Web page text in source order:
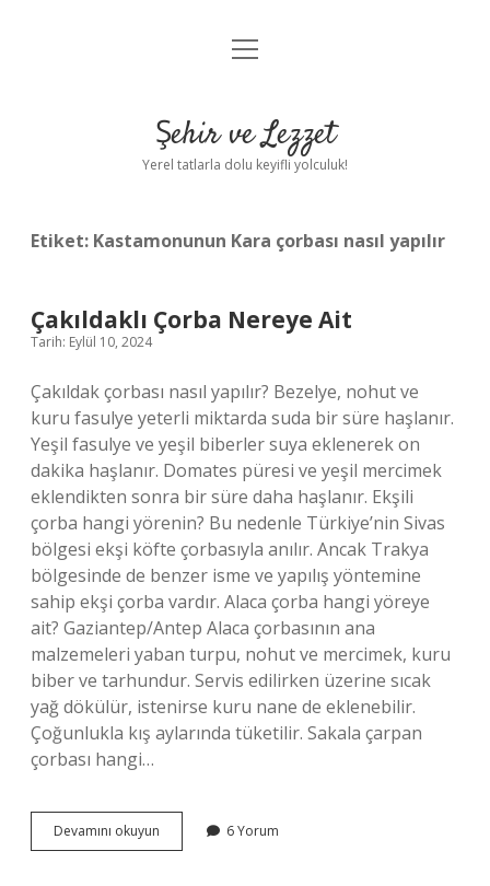
Anasayfa
Yasal Uyarı
menüyü
Şehir ve Lezzet
Yerel tatlarla dolu keyifli yolculuk!
Etiket: Kastamonunun Kara çorbası nasıl yapılır
Çakıldaklı Çorba Nereye Ait
Tarih: Eylül 10, 2024
Çakıldak çorbası nasıl yapılır? Bezelye, nohut ve
kuru fasulye yeterli miktarda suda bir süre haşlanır.
Yeşil fasulye ve yeşil biberler suya eklenerek on
dakika haşlanır. Domates püresi ve yeşil mercimek
eklendikten sonra bir süre daha haşlanır. Ekşili
çorba hangi yörenin? Bu nedenle Türkiye’nin Sivas
bölgesi ekşi köfte çorbasıyla anılır. Ancak Trakya
bölgesinde de benzer isme ve yapılış yöntemine
sahip ekşi çorba vardır. Alaca çorba hangi yöreye
ait? Gaziantep/Antep Alaca çorbasının ana
malzemeleri yaban turpu, nohut ve mercimek, kuru
biber ve tarhundur. Servis edilirken üzerine sıcak
yağ dökülür, istenirse kuru nane de eklenebilir.
Çoğunlukla kış aylarında tüketilir. Sakala çarpan
çorbası hangi…
Devamını okuyun Çakıldaklı
Çorba
6 Yorum